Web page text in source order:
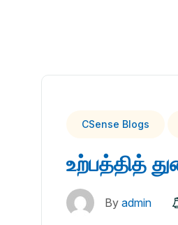
CSense Blogs
உற்பத்தித்
By admin